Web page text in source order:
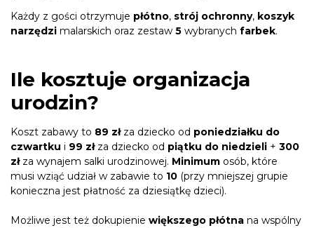
Każdy z gości otrzymuje płótno, strój ochronny, koszyk
narzędzi malarskich oraz zestaw 5 wybranych farbek.
Ile kosztuje organizacja
urodzin?
Koszt zabawy to 89 zł za dziecko od poniedziałku do
czwartku i 99 złza dziecko od piątku do niedzieli + 300
złza wynajem salki urodzinowej. Minimum osób, które
musi wziąć udział w zabawie to 10 (przy mniejszej grupie
konieczna jest płatność za dziesiątkę dzieci).
Możliwe jest też dokupienie większego płótna na wspólny